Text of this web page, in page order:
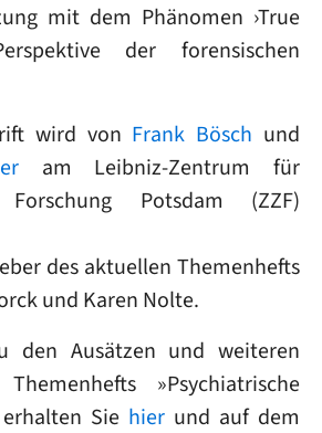
mit dem Phänomen ›True
der forensischen
wird von Frank Bösch und
am Leibniz-Zentrum für
Forschung Potsdam (ZZF)
des aktuellen Themenhefts
und Karen Nolte.
den Ausätzen und weiteren
»Psychiatrische
Sie hier und auf dem